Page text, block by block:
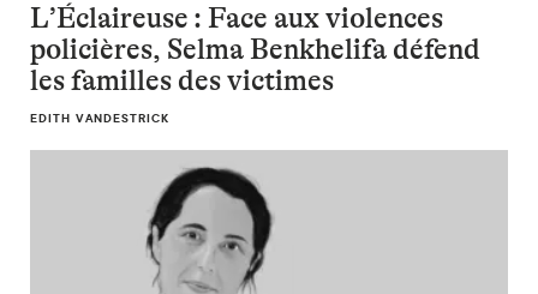
L’Éclaireuse : Face aux violences
policières, Selma Benkhelifa défend
les familles des victimes
EDITH VANDESTRICK